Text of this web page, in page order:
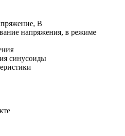
В
напряжения, в режиме
синусоиды